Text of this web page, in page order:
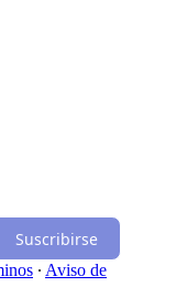
Suscribirse
∙ Aviso de